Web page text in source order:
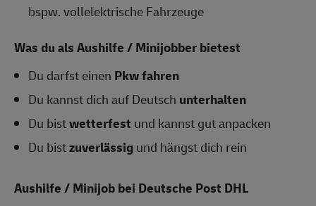
bspw. vollelektrische Fahrzeuge
Was du als Aushilfe / Minijobber bietest
Du darfst einen Pkw fahren
Du kannst dich auf Deutsch unterhalten
Du bistwetterfest und kannst gut anpacken
Du bistzuverlässigund hängst dich rein
Aushilfe / Minijob bei Deutsche Post DHL